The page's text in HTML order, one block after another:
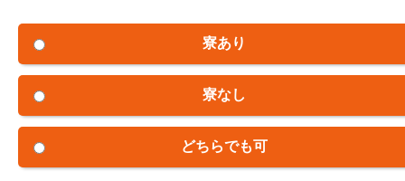
寮あり
寮なし
どちらでも可